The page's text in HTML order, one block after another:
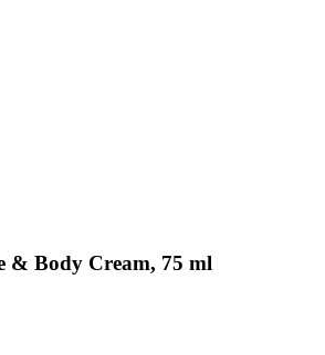
& Body Cream, 75 ml